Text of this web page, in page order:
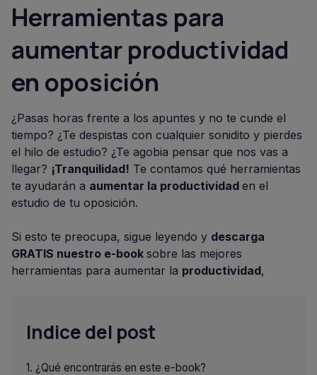
Herramientas para
aumentar productividad
en oposición
¿Pasas horas frente a los apuntes y no te cunde el
tiempo? ¿Te despistas con cualquier sonidito y pierdes
el hilo de estudio? ¿Te agobia pensar que nos vas a
llegar? ¡Tranquilidad! Te contamos qué herramientas
te ayudarán a aumentar la productividad en el
estudio de tu oposición.
Si esto te preocupa, sigue leyendo y descarga
GRATIS nuestro e-book sobre las mejores
herramientas para aumentar la productividad,
Indice del post
¿Qué encontrarás en este e-book?